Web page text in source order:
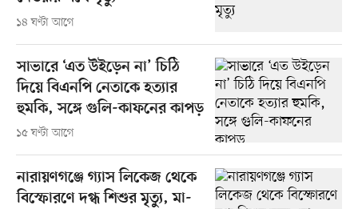
১৪ ঘণ্টা আগে
সাভারে ‘এত উইড়েন না’ চিঠি
দিয়ে বিএনপি নেতাকে হত্যার
হুমকি, সঙ্গে গুলি-কাফনের কাপড়
১৫ ঘণ্টা আগে
নারায়ণগঞ্জে গ্যাস লিকেজ থেকে
বিস্ফোরণে দগ্ধ শিশুর মৃত্যু, মা-